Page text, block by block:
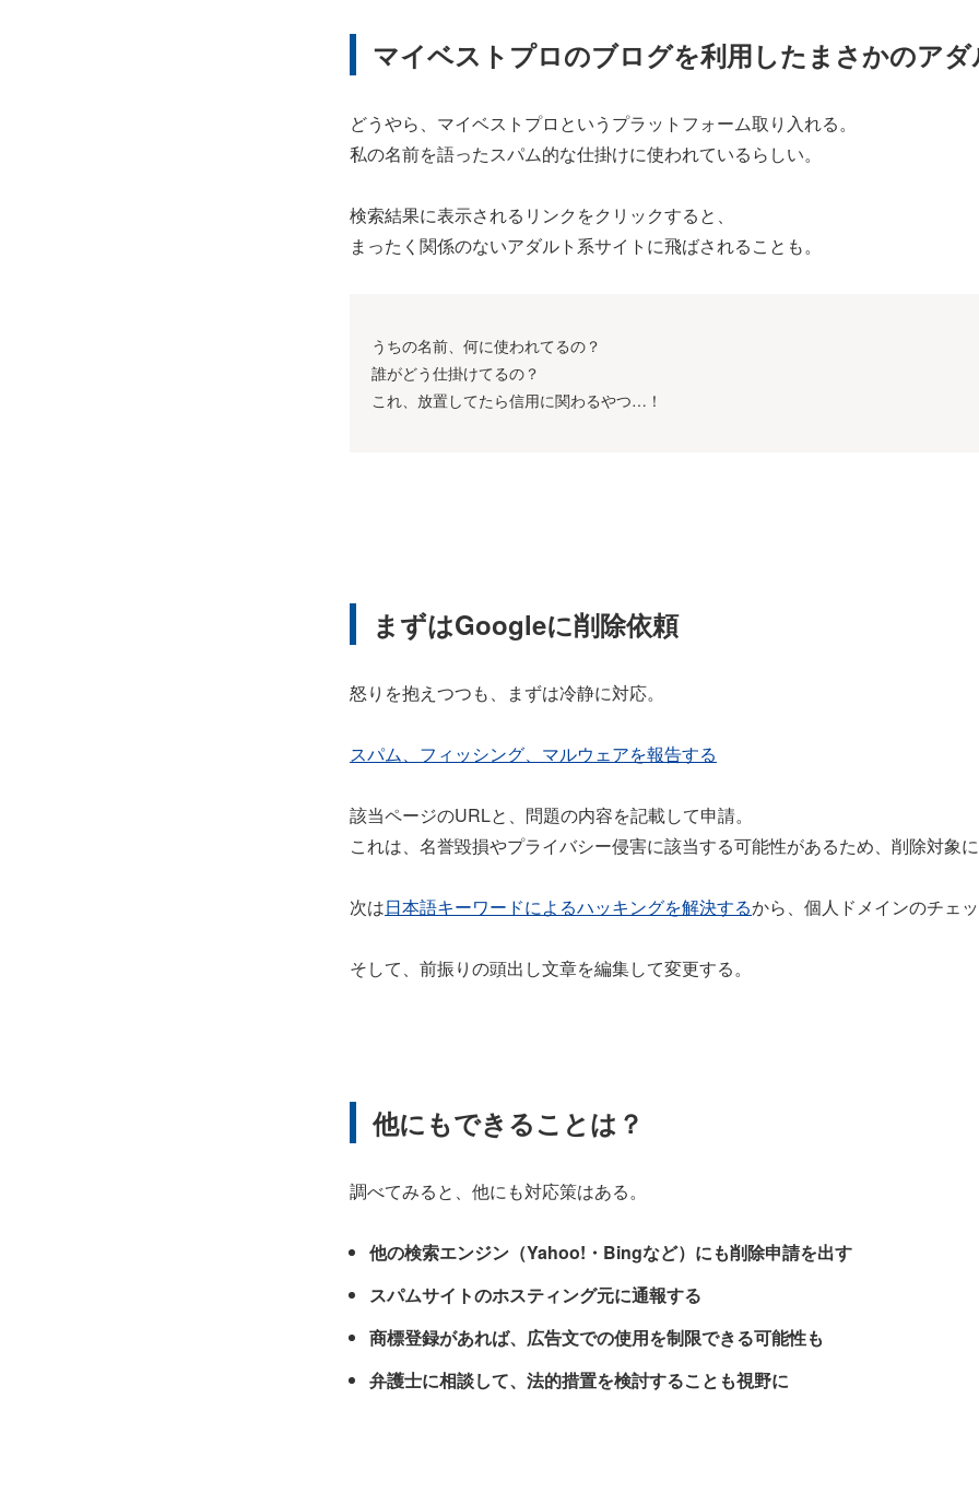
マイベストプロのブログを利用したまさかのア
どうやら、マイベストプロというプラットフォーム取り入れる。
私の名前を語ったスパム的な仕掛けに使われているらしい。
検索結果に表示されるリンクをクリックすると、
まったく関係のないアダルト系サイトに飛ばされることも。
うちの名前、何に使われてるの？
誰がどう仕掛けてるの？
これ、放置してたら信用に関わるやつ…！
まずはGoogleに削除依頼
怒りを抱えつつも、まずは冷静に対応。
スパム、フィッシング、マルウェアを報告する
該当ページのURLと、問題の内容を記載して申請。
これは、名誉毀損やプライバシー侵害に該当する可能性があるため、削除対象
次は日本語キーワードによるハッキングを解決するから、個人ドメインのチェ
そして、前振りの頭出し文章を編集して変更する。
他にもできることは？
調べてみると、他にも対応策はある。
他の検索エンジン（Yahoo!・Bingなど）にも削除申請を出す
スパムサイトのホスティング元に通報する
商標登録があれば、広告文での使用を制限できる可能性も
弁護士に相談して、法的措置を検討することも視野に